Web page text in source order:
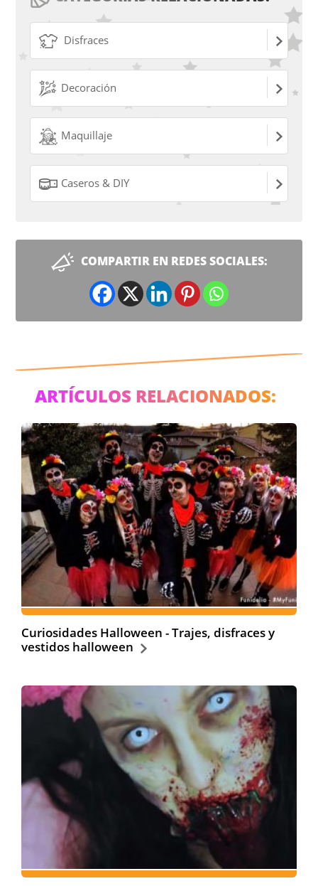
Disfraces
Decoración
Maquillaje
Caseros & DIY
COMPARTIR EN REDES SOCIALES:
ARTÍCULOS RELACIONADOS:
Curiosidades Halloween - Trajes, disfraces y
vestidos halloween